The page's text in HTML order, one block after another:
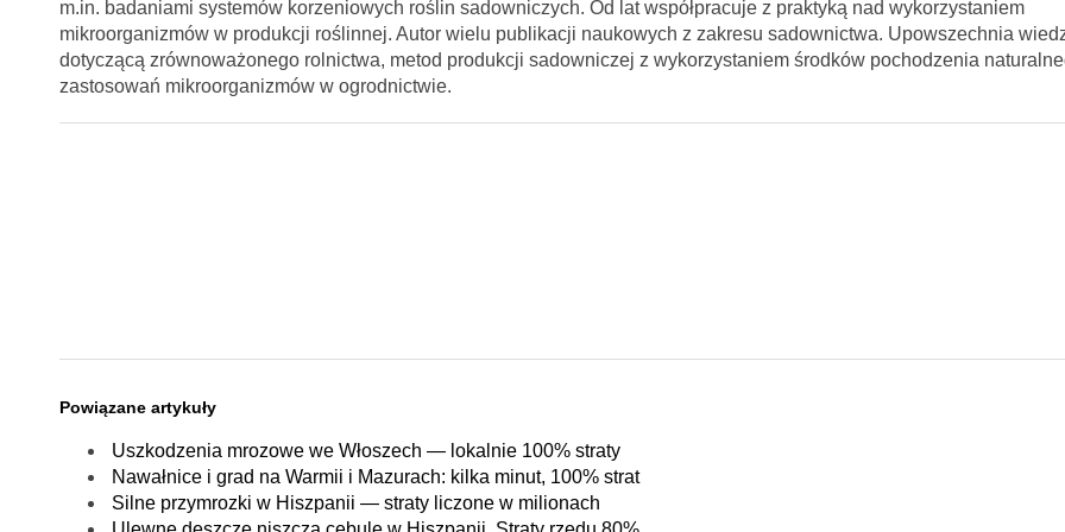
m.in. badaniami systemów korzeniowych roślin sadowniczych. Od lat współpracuje z praktyką nad wykorzystaniem
mikroorganizmów w produkcji roślinnej. Autor wielu publikacji naukowych z zakresu sadownictwa. Upowszechnia
dotyczącą zrównoważonego rolnictwa, metod produkcji sadowniczej z wykorzystaniem środków pochodzenia
zastosowań mikroorganizmów w ogrodnictwie.
Powiązane artykuły
Uszkodzenia mrozowe we Włoszech — lokalnie 100% straty
Nawałnice i grad na Warmii i Mazurach: kilka minut, 100% strat
Silne przymrozki w Hiszpanii — straty liczone w milionach